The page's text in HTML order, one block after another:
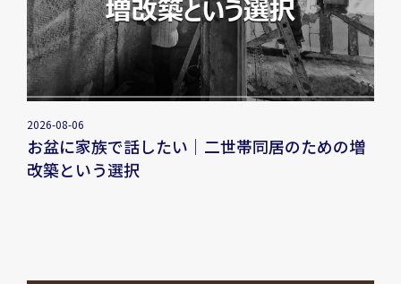
2026-08-06
お盆に家族で話したい｜二世帯同居のための増
改築という選択